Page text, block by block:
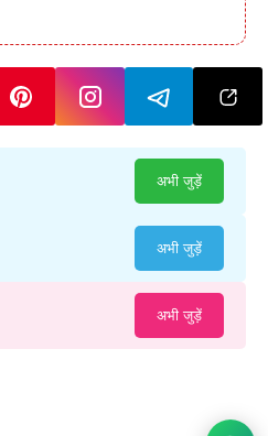
अभी जुड़ें
अभी जुड़ें
अभी जुड़ें